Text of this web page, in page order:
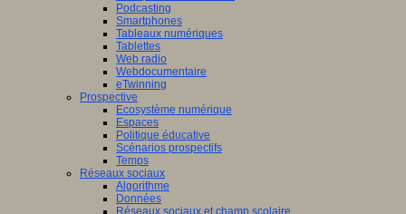
Podcasting
Smartphones
Tableaux numériques
Tablettes
Web radio
Webdocumentaire
eTwinning
Prospective
Ecosystème numérique
Espaces
Politique éducative
Scénarios prospectifs
Temps
Réseaux sociaux
Algorithme
Données
Réseaux sociaux et champ scolaire